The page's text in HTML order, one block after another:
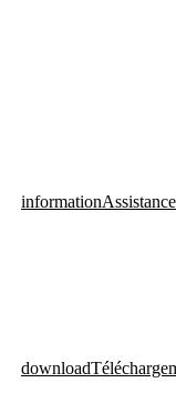
informationAssistance
download